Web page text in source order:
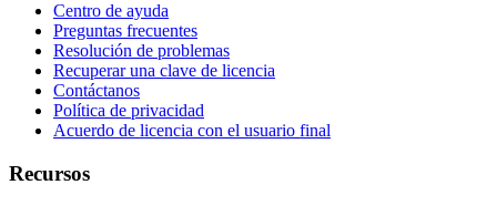
Centro de ayuda
Preguntas frecuentes
Resolución de problemas
Recuperar una clave de licencia
Contáctanos
Política de privacidad
Acuerdo de licencia con el usuario final
Recursos